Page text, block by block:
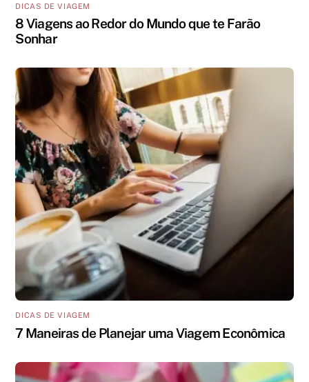
DICAS DE VIAGEM
8 Viagens ao Redor do Mundo que te Farão
Sonhar
DICAS DE VIAGEM
7 Maneiras de Planejar uma Viagem Econômica